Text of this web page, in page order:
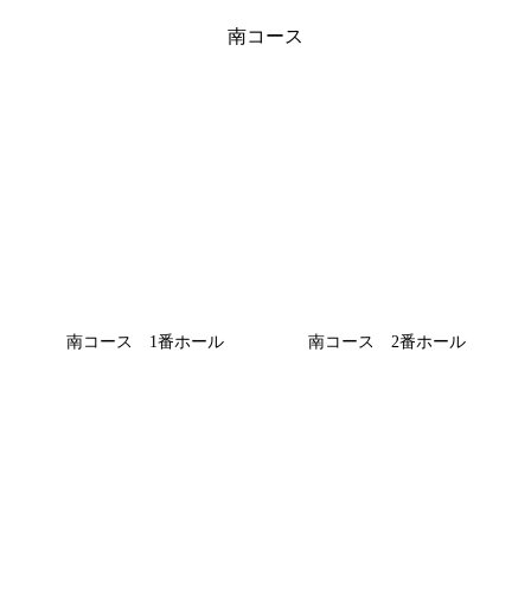
南コース
南コース 1番ホール 南コース 2番ホール